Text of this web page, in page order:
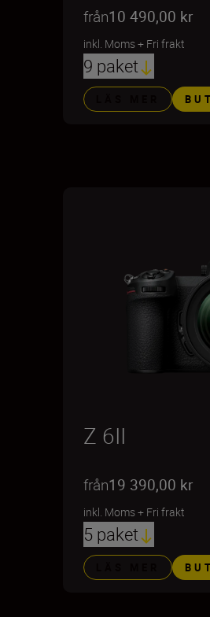
från10 490,00 kr
inkl. Moms+ Fri frakt
9 paket
Z 6II
från19 390,00 kr
inkl. Moms+ Fri frakt
5 paket